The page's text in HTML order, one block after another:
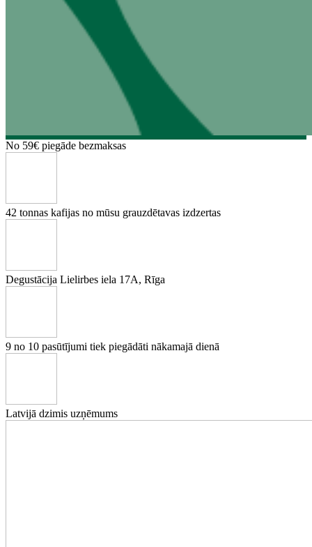
No 59€ piegāde bezmaksas
42 tonnas kafijas no mūsu grauzdētavas izdzertas
Degustācija Lielirbes iela 17A, Rīga
9 no 10 pasūtījumi tiek piegādāti nākamajā dienā
Latvijā dzimis uzņēmums